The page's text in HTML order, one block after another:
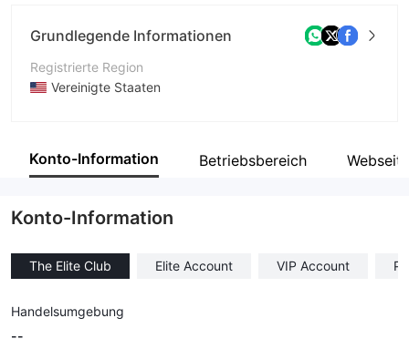
Grundlegende Informationen
Registrierte Region
Vereinigte Staaten
Unternehmen
Konto-Information Betriebsbereich Webseite
Konto-Information
The Elite Club Elite Account VIP Account
Handelsumgebung
--